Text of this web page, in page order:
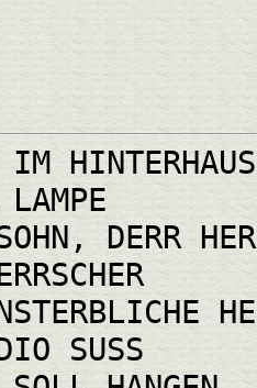
HINTERHAUS
DERR
SUSS